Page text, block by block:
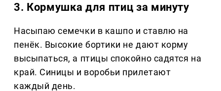
3. Кормушка для птиц за минуту
Насыпаю семечки в кашпо и ставлю на
пенёк. Высокие бортики не дают корму
высыпаться, а птицы спокойно садятся на
край. Синицы и воробьи прилетают
каждый день.